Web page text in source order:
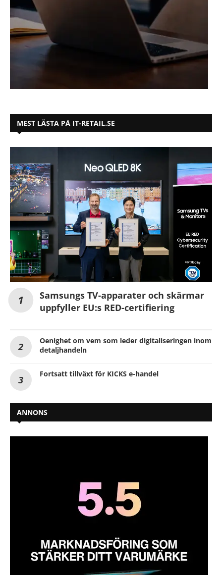
MEST LÄSTA PÅ IT-RETAIL.SE
Samsungs TV-apparater och skärmar
uppfyller EU:s RED-certifiering
Oenighet om vem som leder digitaliseringen inom
detaljhandeln
Fortsatt tillväxt för KICKS e-handel
ANNONS